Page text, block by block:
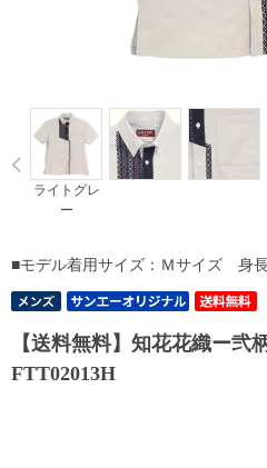
ライトグレ
ー
Prev
【送料無料】知花花織ー弐
FTT02013H
■モデル着用サイズ：Ｍサイズ 身長